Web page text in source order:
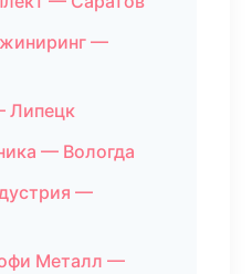
—
Липецк
— Вологда
—
Металл —